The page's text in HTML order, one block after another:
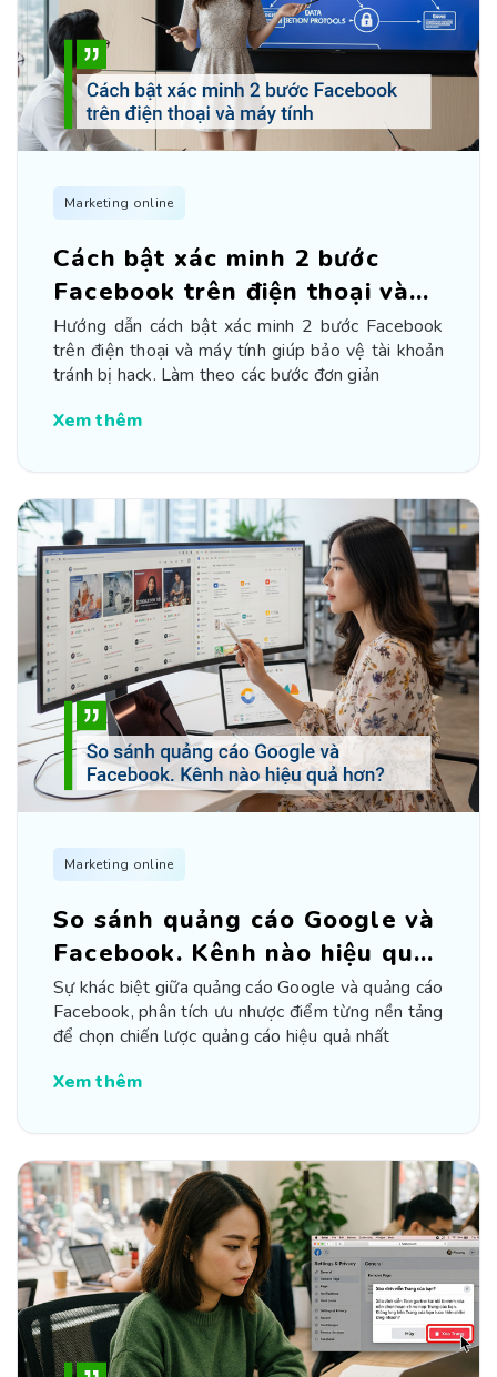
Marketing online
Cách bật xác minh 2 bước
Facebook trên điện thoại và
máy tính
Hướng dẫn cách bật xác minh 2 bước Facebook
trên điện thoại và máy tính giúp bảo vệ tài khoản
tránh bị hack. Làm theo các bước đơn giản
Xem thêm
Marketing online
So sánh quảng cáo Google và
Facebook. Kênh nào hiệu quả
hơn?
Sự khác biệt giữa quảng cáo Google và quảng cáo
Facebook, phân tích ưu nhược điểm từng nền tảng
để chọn chiến lược quảng cáo hiệu quả nhất
Xem thêm